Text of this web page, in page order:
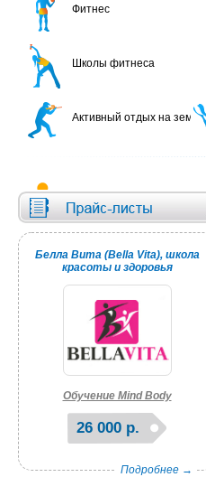
Фитнес
Школы фитнеса
Активный отдых на земле
Белла Вита (Bella Vita), школа
красоты и здоровья
Обучение Mind Body
26 000 р.
Подробнее →